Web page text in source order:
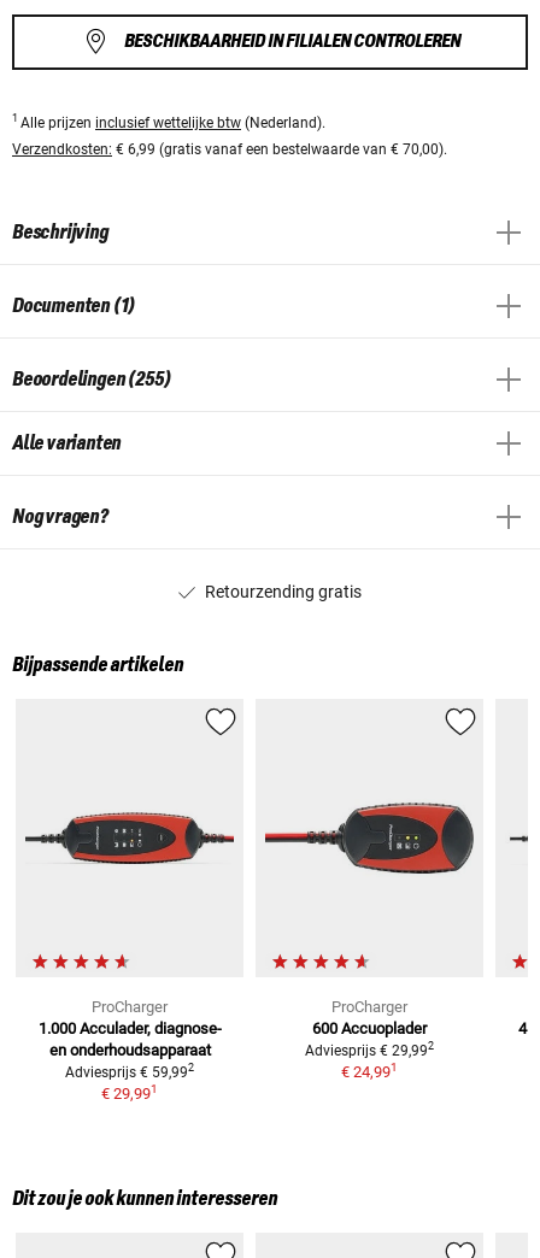
BESCHIKBAARHEID IN FILIALEN CONTROLEREN
1 Alle prijzen inclusief wettelijke btw (Nederland).
Verzendkosten: € 6,99 (gratis vanaf een bestelwaarde van € 70,00).
Beschrijving
Documenten (1)
Beoordelingen (255)
Alle varianten
Nog vragen?
Retourzending gratis
Bijpassende artikelen
ProCharger
1.000 Acculader, diagnose-
en onderhoudsapparaat
Adviesprijs € 59,992
€ 29,991
ProCharger
600 Accuoplader
Adviesprijs € 29,992
€ 24,991
Dit zou je ook kunnen interesseren